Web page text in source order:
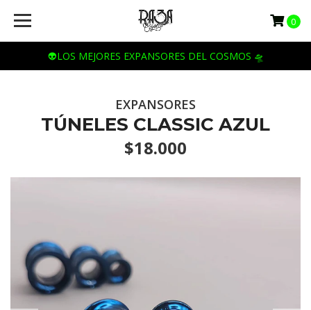
👽LOS MEJORES EXPANSORES DEL COSMOS 🛸
0
EXPANSORES
TÚNELES CLASSIC AZUL
$18.000